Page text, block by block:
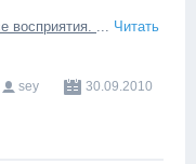
восприятия. ... Читать
sey
30.09.2010